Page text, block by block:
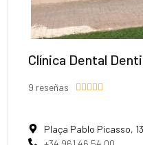
Clínica Dental
9 reseñas     
Plaça Pablo Picasso,